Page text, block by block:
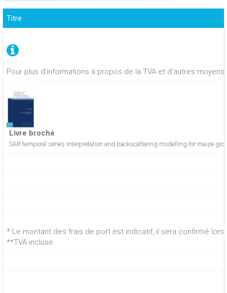
Pour plus d'informations à propos de la TVA et d'autres
Titre
Livre broché
SAR temporal series interpretation and backscattering modelling for maize
* Le montant des frais de port est indicatif, il sera confirmé
**TVA incluse.